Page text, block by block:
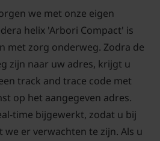
we met onze eigen
helix 'Arbori Compact' is
met zorg onderweg. Zodra de
zijn naar uw adres, krijgt u
track and trace code met
op het aangegeven adres.
time bijgewerkt, zodat u bij
er verwachten te zijn. Als u